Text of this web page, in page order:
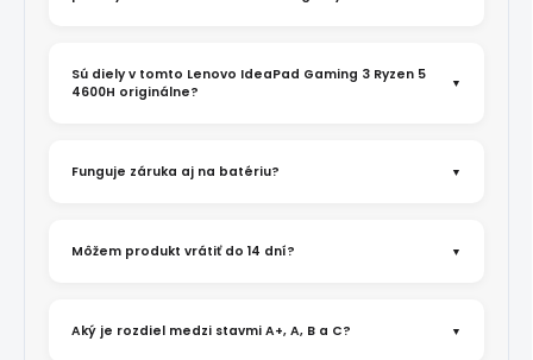
Sú diely v tomto Lenovo IdeaPad Gaming 3 Ryzen 5
4600H originálne?
Funguje záruka aj na batériu?
Môžem produkt vrátiť do 14 dní?
Aký je rozdiel medzi stavmi A+, A, B a C?